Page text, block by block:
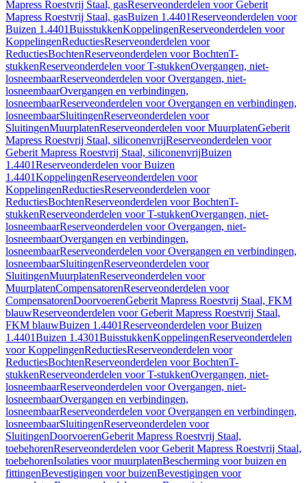
Mapress Roestvrij Staal, gasReserveonderdelen voor Geberit
Mapress Roestvrij Staal, gasBuizen 1.4401Reserveonderdelen voor
Buizen 1.4401BuisstukkenKoppelingenReserveonderdelen voor
KoppelingenReductiesReserveonderdelen voor
ReductiesBochtenReserveonderdelen voor BochtenT-
stukkenReserveonderdelen voor T-stukkenOvergangen, niet-
losneembaarReserveonderdelen voor Overgangen, niet-
losneembaarOvergangen en verbindingen,
losneembaarReserveonderdelen voor Overgangen en verbindingen,
losneembaarSluitingenReserveonderdelen voor
SluitingenMuurplatenReserveonderdelen voor MuurplatenGeberit
Mapress Roestvrij Staal, siliconenvrijReserveonderdelen voor
Geberit Mapress Roestvrij Staal, siliconenvrijBuizen
1.4401Reserveonderdelen voor Buizen
1.4401KoppelingenReserveonderdelen voor
KoppelingenReductiesReserveonderdelen voor
ReductiesBochtenReserveonderdelen voor BochtenT-
stukkenReserveonderdelen voor T-stukkenOvergangen, niet-
losneembaarReserveonderdelen voor Overgangen, niet-
losneembaarOvergangen en verbindingen,
losneembaarReserveonderdelen voor Overgangen en verbindingen,
losneembaarSluitingenReserveonderdelen voor
SluitingenMuurplatenReserveonderdelen voor
MuurplatenCompensatorenReserveonderdelen voor
CompensatorenDoorvoerenGeberit Mapress Roestvrij Staal, FKM
blauwReserveonderdelen voor Geberit Mapress Roestvrij Staal,
FKM blauwBuizen 1.4401Reserveonderdelen voor Buizen
1.4401Buizen 1.4301BuisstukkenKoppelingenReserveonderdelen
voor KoppelingenReductiesReserveonderdelen voor
ReductiesBochtenReserveonderdelen voor BochtenT-
stukkenReserveonderdelen voor T-stukkenOvergangen, niet-
losneembaarReserveonderdelen voor Overgangen, niet-
losneembaarOvergangen en verbindingen,
losneembaarReserveonderdelen voor Overgangen en verbindingen,
losneembaarSluitingenReserveonderdelen voor
SluitingenDoorvoerenGeberit Mapress Roestvrij Staal,
toebehorenReserveonderdelen voor Geberit Mapress Roestvrij Staal,
toebehorenIsolaties voor muurplatenBescherming voor buizen en
fittingenBevestigingen voor buizenBevestigingen voor